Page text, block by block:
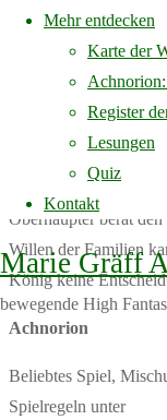
Mehr entdecken
Karte der
Register
Lesungen
Quiz
Kontakt
Marie Gräff
bewegende High
10 Familien
Die zehn
gewöhnlich der König
wird, entscheiden
Oberhäupter berät
Willen der Familien
König keine
Achnorion
Beliebtes Spiel,
Spielregeln unter